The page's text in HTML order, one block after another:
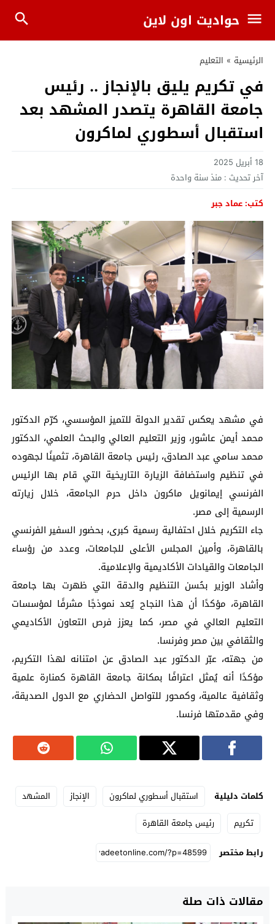
حواديت اون لاين
الرئيسية » التعليم
في تكريم يليق بالإنجاز .. رئيس
جامعة القاهرة يتصدر المشهد بعد
استقبال أسطوري لماكرون
18 أبريل 2025
آخر تحديث : منذ سنة واحدة
كتب: عماد جبر
في مشهد يعكس تقدير الدولة للتميز المؤسسي، كرّم الدكتور
محمد أيمن عاشور، وزير التعليم العالي والبحث العلمي، الدكتور
محمد سامي عبد الصادق، رئيس جامعة القاهرة، تثمينًا لجهوده
في تنظيم واستضافة الزيارة التاريخية التي قام بها الرئيس
الفرنسي إيمانويل ماكرون داخل حرم الجامعة، خلال زيارته
الرسمية إلى مصر.
جاء التكريم خلال احتفالية رسمية كبرى، بحضور السفير الفرنسي
بالقاهرة، وأمين المجلس الأعلى للجامعات، وعدد من رؤساء
الجامعات والقيادات الأكاديمية والإعلامية.
وأشاد الوزير بحُسن التنظيم والدقة التي ظهرت بها جامعة
القاهرة، مؤكدًا أن هذا النجاح يُعد نموذجًا مشرفًا لمؤسسات
التعليم العالي في مصر، كما يعزز فرص التعاون الأكاديمي
والثقافي بين مصر وفرنسا.
من جهته، عبّر الدكتور عبد الصادق عن امتنانه لهذا التكريم،
مؤكدًا أنه يُمثل اعترافًا بمكانة جامعة القاهرة كمنارة علمية
وثقافية عالمية، وكمحور للتواصل الحضاري مع الدول الصديقة،
وفي مقدمتها فرنسا.
كلمات دليلية استقبال أسطوري لماكرون الإنجاز
المشهد
تكريم
رئيس جامعة القاهرة
رابط مختصر
مقالات ذات صلة